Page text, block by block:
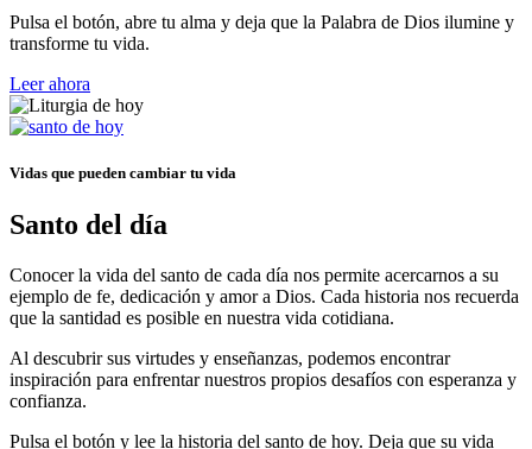
Pulsa el botón, abre tu alma y deja que la Palabra de Dios ilumine y
transforme tu vida.
Leer ahora
Vidas que pueden cambiar tu vida
Santo del día
Conocer la vida del santo de cada día nos permite acercarnos a su
ejemplo de fe, dedicación y amor a Dios. Cada historia nos recuerda
que la santidad es posible en nuestra vida cotidiana.
Al descubrir sus virtudes y enseñanzas, podemos encontrar
inspiración para enfrentar nuestros propios desafíos con esperanza y
confianza.
Pulsa el botón y lee la historia del santo de hoy. Deja que su vida